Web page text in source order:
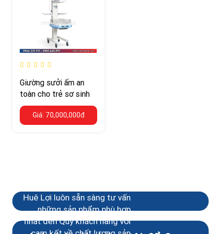
Giường sưởi ấm an
toàn cho trẻ sơ sinh
Giá: 70,000,000đ